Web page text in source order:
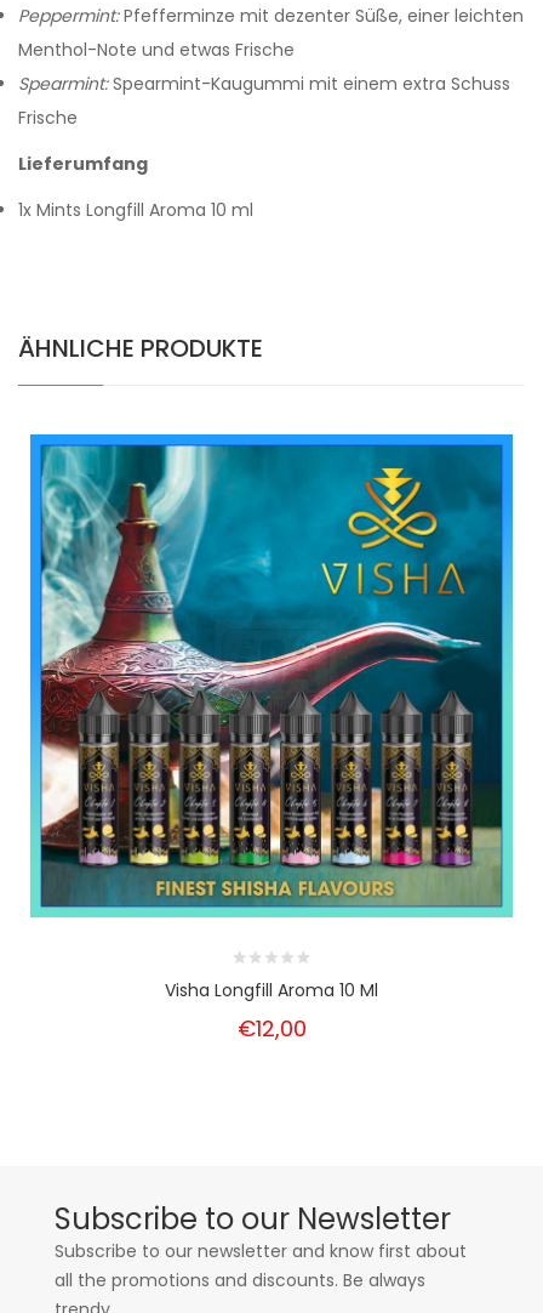
Peppermint:Pfefferminze mit dezenter Süße, einer leichten
Menthol-Note und etwas Frische
Spearmint:Spearmint-Kaugummi mit einem extra Schuss
Frische
Lieferumfang
1x Mints Longfill Aroma 10 ml
ÄHNLICHE PRODUKTE
Visha Longfill Aroma 10 Ml
€12,00
Subscribe to our Newsletter
Subscribe to our newsletter and know first about
all the promotions and discounts. Be always